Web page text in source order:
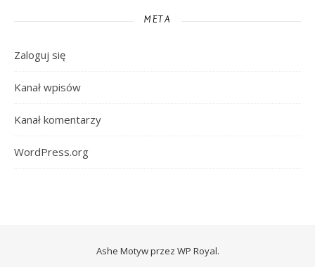
META
Zaloguj się
Kanał wpisów
Kanał komentarzy
WordPress.org
Ashe Motyw przez WP Royal.